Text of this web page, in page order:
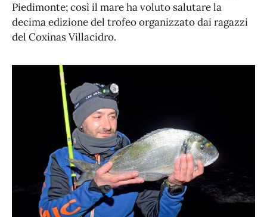
Piedimonte; così il mare ha voluto salutare la
decima edizione del trofeo organizzato dai ragazzi
del Coxinas Villacidro.